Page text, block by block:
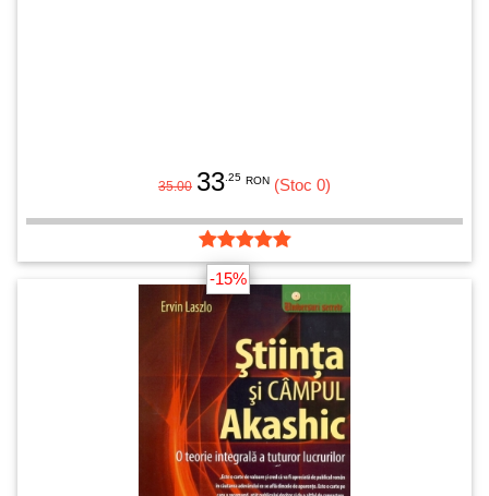
35.00 33 .25 RON (Stoc 0)
-15%